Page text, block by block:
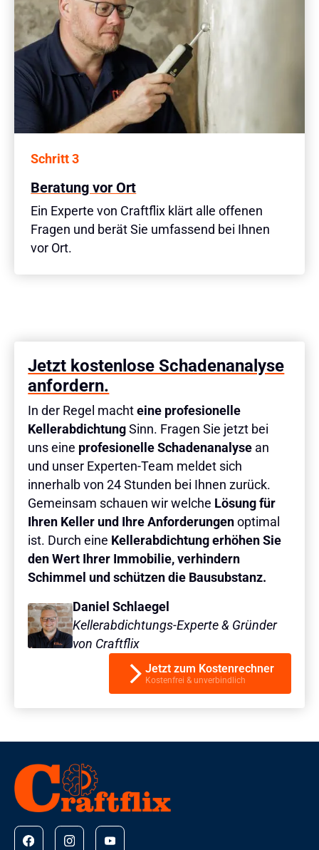
Schritt 3
Beratung vor Ort
Ein Experte von Craftflix klärt alle offenen
Fragen und berät Sie umfassend bei Ihnen
vor Ort.
Jetzt kostenlose Schadenanalyse
anfordern.
In der Regel machteine profesionelle
Kellerabdichtung Sinn. Fragen Sie jetzt bei
uns eine profesionelle Schadenanalyse an
und unser Experten-Team meldet sich
innerhalb von 24 Stunden bei Ihnen zurück.
Gemeinsam schauen wir welche Lösung für
Ihren Keller und Ihre Anforderungenoptimal
ist. Durch eine Kellerabdichtung erhöhen Sie
den Wert Ihrer Immobilie, verhindern
Schimmel und schützen die Bausubstanz.
Daniel Schlaegel
Kellerabdichtungs-Experte & Gründer
von Craftflix
Jetzt zum Kostenrechner
Kostenfrei & unverbindlich